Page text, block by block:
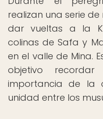
realizan una serie
dar vueltas a la
colinas de Safa y
en el valle de Mina.
objetivo
importancia de la
unidad entre los